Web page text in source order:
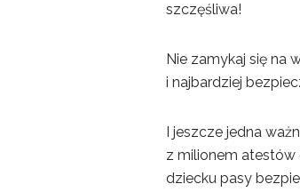
szczęśliwa!
Nie zamykaj się na
i najbardziej
I jeszcze jedna
z milionem atestów
dziecku pasy